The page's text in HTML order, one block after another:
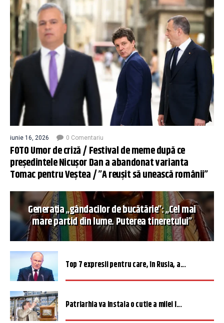
iunie 16, 2026 0 Comentariu
FOTO Umor de criză / Festival de meme după ce
președintele Nicușor Dan a abandonat varianta
Tomac pentru Veștea / ”A reușit să unească românii”
Generația „gândacilor de bucătărie”: „Cel mai
mare partid din lume. Puterea tineretului”
Top 7 expresii pentru care, în Rusia, a...
Patriarhia va instala o cutie a milei î...